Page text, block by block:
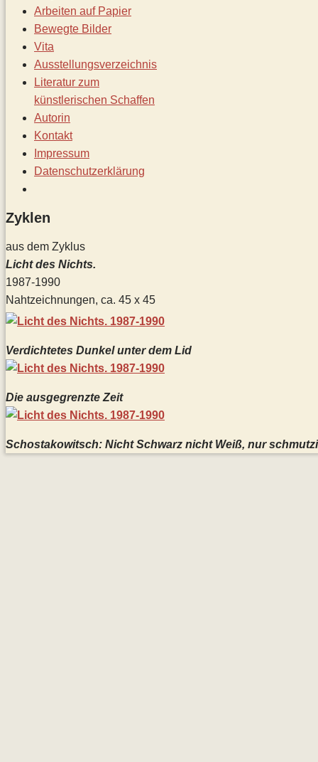
Arbeiten auf Papier
Bewegte Bilder
Vita
Ausstellungsverzeichnis
Literatur zum
künstlerischen Schaffen
Autorin
Kontakt
Impressum
Datenschutz­erklärung
search
Zyklen
aus dem Zyklus
Licht des Nichts.
1987-1990
Nahtzeichnungen, ca. 45 x 45
Verdichtetes Dunkel unter dem Lid
Die ausgegrenzte Zeit
Schostakowitsch: Nicht Schwarz nicht Weiß, nur